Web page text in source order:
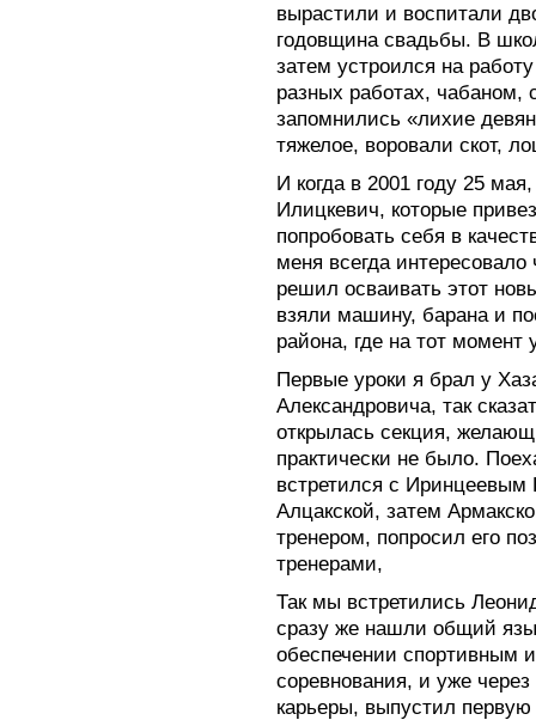
вырастили и воспитали
годовщина свадьбы. В
затем устроился на
разных работах, чабаном,
запомнились «лихие
тяжелое, воровали скот,
И когда в 2001 году 25
Илицкевич, которые
попробовать себя в
меня всегда
решил осваивать этот
взяли машину, барана и
района, где на тот момент
Первые уроки я брал у
Александровича, так
открылась секция,
практически не было.
встретился с
Алцакской, затем
тренером, попросил его
тренерами,
Так мы встретились
сразу же нашли общий
обеспечении спортивным
соревнования, и уже
карьеры, выпустил первую